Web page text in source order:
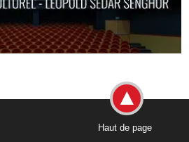
Haut de page